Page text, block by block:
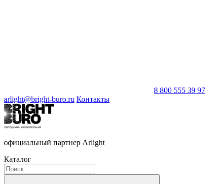
8 800 555 39 97
arlight@bright-buro.ru Контакты
официальный партнер Arlight
Каталог